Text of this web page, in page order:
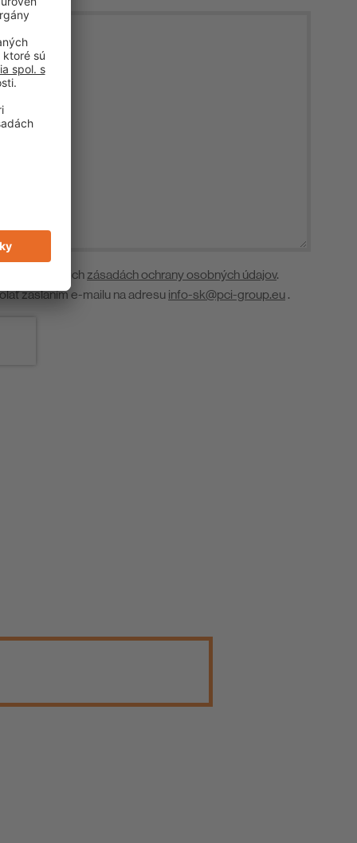
v našichzásadách ochrany osobných údajov.
zaslaním e-mailu na adresu info-sk@pci-group.eu .